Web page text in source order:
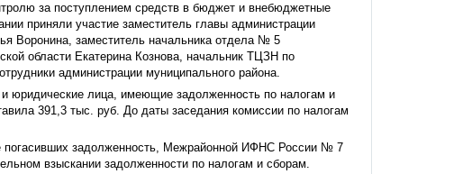
за поступлением средств в бюджет и внебюджетные
приняли участие заместитель главы администрации
Воронина, заместитель начальника отдела № 5
области Екатерина Кознова, начальник ТЦЗН по
администрации муниципального района.
юридические лица, имеющие задолженность по налогам и
391,3 тыс. руб. До даты заседания комиссии по налогам
погасивших задолженность, Межрайонной ИФНС России № 7
взыскании задолженности по налогам и сборам.